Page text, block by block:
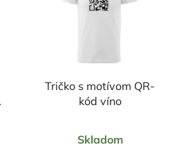
Tričko s motívom QR-
kód víno
Skladom